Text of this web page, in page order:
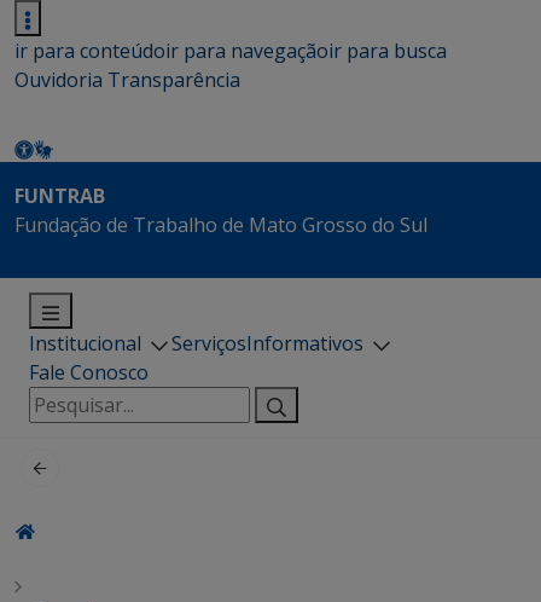
ir para conteúdoir para navegaçãoir para busca
Ouvidoria Transparência
FUNTRAB
Fundação de Trabalho de Mato Grosso do Sul
Institucional ServiçosInformativos
Fale Conosco
Pesquisar
por: